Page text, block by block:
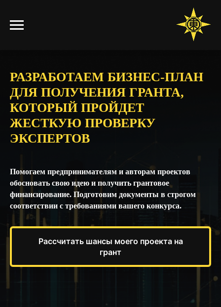
РАЗРАБОТАЕМ БИЗНЕС-ПЛАН
ДЛЯ ПОЛУЧЕНИЯ ГРАНТА,
КОТОРЫЙ ПРОЙДЕТ
ЖЕСТКУЮ ПРОВЕРКУ
ЭКСПЕРТОВ
Помогаем предпринимателям и авторам проектов
обосновать свою идею и получить грантовое
финансирование. Подготовим документы в строгом
соответствии с требованиями вашего конкурса.
Рассчитать шансы моего проекта на
грант